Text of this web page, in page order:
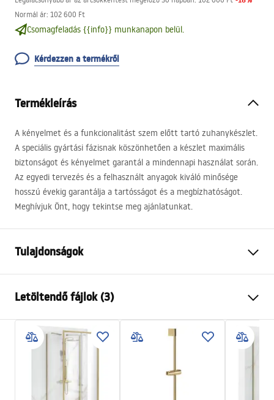
Normál ár: 102 600 Ft
Csomagfeladás {{info}} munkanapon belül.
Kérdezzen a termékről
Termékleírás
A kényelmet és a funkcionalitást szem előtt tartó zuhanykészlet.
A speciális gyártási fázisnak köszönhetően a készlet maximális
biztonságot és kényelmet garantál a mindennapi használat során.
Az egyedi tervezés és a felhasznált anyagok kiváló minősége
hosszú évekig garantálja a tartósságot és a megbízhatóságot.
Meghívjuk Önt, hogy tekintse meg ajánlatunkat.
Tulajdonságok
Anyag
Csaptelep típusa
Termosztátos
Felszerelés
Külső
Magasságállítás
Min. magasság
Letöltendő fájlok (3)
Biztonsági információk
Safety_Information_Shower_set.pdf
Garanciális feltételek